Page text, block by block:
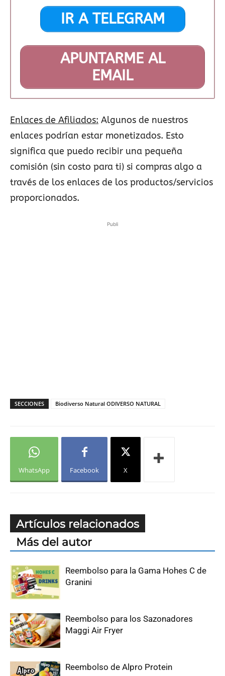
IR A TELEGRAM
APUNTARME AL
EMAIL
Enlaces de Afiliados: Algunos de nuestros
enlaces podrían estar monetizados. Esto
significa que puedo recibir una pequeña
comisión (sin costo para ti) si compras algo a
través de los enlaces de los productos/servicios
proporcionados.
Publi
SECCIONES Biodiverso Natural ODIVERSO NATURAL
WhatsApp Facebook X
Artículos relacionados
Más del autor
Reembolso para la Gama Hohes C de
Granini
Reembolso para los Sazonadores
Maggi Air Fryer
Reembolso de Alpro Protein